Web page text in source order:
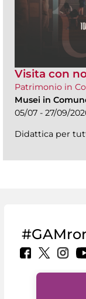
Visita con
Patrimonio in
Musei in
05/07 - 27/09/
Didattica per